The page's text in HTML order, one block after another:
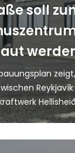
soll